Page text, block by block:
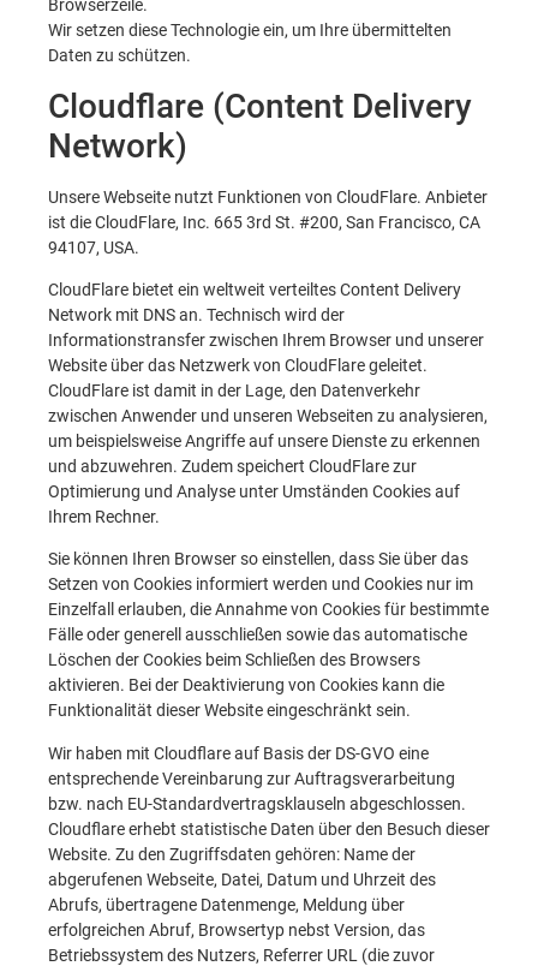
Browserzeile.
Wir setzen diese Technologie ein, um Ihre übermittelten
Daten zu schützen.
Cloudflare (Content Delivery
Network)
Unsere Webseite nutzt Funktionen von CloudFlare. Anbieter
ist die CloudFlare, Inc. 665 3rd St. #200, San Francisco, CA
94107, USA.
CloudFlare bietet ein weltweit verteiltes Content Delivery
Network mit DNS an. Technisch wird der
Informationstransfer zwischen Ihrem Browser und unserer
Website über das Netzwerk von CloudFlare geleitet.
CloudFlare ist damit in der Lage, den Datenverkehr
zwischen Anwender und unseren Webseiten zu analysieren,
um beispielsweise Angriffe auf unsere Dienste zu erkennen
und abzuwehren. Zudem speichert CloudFlare zur
Optimierung und Analyse unter Umständen Cookies auf
Ihrem Rechner.
Sie können Ihren Browser so einstellen, dass Sie über das
Setzen von Cookies informiert werden und Cookies nur im
Einzelfall erlauben, die Annahme von Cookies für bestimmte
Fälle oder generell ausschließen sowie das automatische
Löschen der Cookies beim Schließen des Browsers
aktivieren. Bei der Deaktivierung von Cookies kann die
Funktionalität dieser Website eingeschränkt sein.
Wir haben mit Cloudflare auf Basis der DS-GVO eine
entsprechende Vereinbarung zur Auftragsverarbeitung
bzw. nach EU-Standardvertragsklauseln abgeschlossen.
Cloudflare erhebt statistische Daten über den Besuch dieser
Website. Zu den Zugriffsdaten gehören: Name der
abgerufenen Webseite, Datei, Datum und Uhrzeit des
Abrufs, übertragene Datenmenge, Meldung über
erfolgreichen Abruf, Browsertyp nebst Version, das
Betriebssystem des Nutzers, Referrer URL (die zuvor